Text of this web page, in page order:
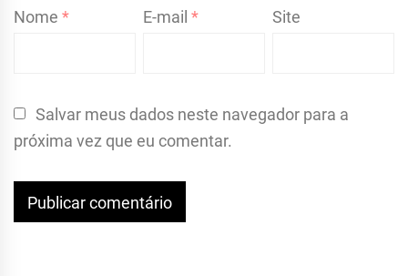
Nome * E-mail* Site
Salvar meus dados neste navegador para a
próxima vez que eu comentar.